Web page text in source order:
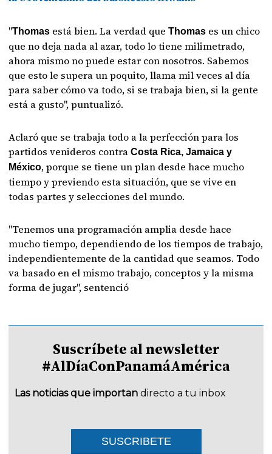
"Thomas está bien. La verdad queThomas es un chico
que no deja nada al azar, todo lo tiene milimetrado,
ahora mismo no puede estar con nosotros. Sabemos
que esto le supera un poquito, llama mil veces al día
para saber cómo va todo, si se trabaja bien, si la gente
está a gusto", puntualizó.
Aclaró que se trabaja todo a la perfección para los
partidos venideros contraCosta Rica, Jamaica y
México, porque se tiene un plan desde hace mucho
tiempo y previendo esta situación, que se vive en
todas partes y selecciones del mundo.
"Tenemos una programación amplia desde hace
mucho tiempo, dependiendo de los tiempos de trabajo,
independientemente de la cantidad que seamos. Todo
va basado en el mismo trabajo, conceptos y la misma
forma de jugar", sentenció
Suscríbete al newsletter
#AlDíaConPanamáAmérica
Las noticias que importan directo a tu inbox
SUSCRIBETE